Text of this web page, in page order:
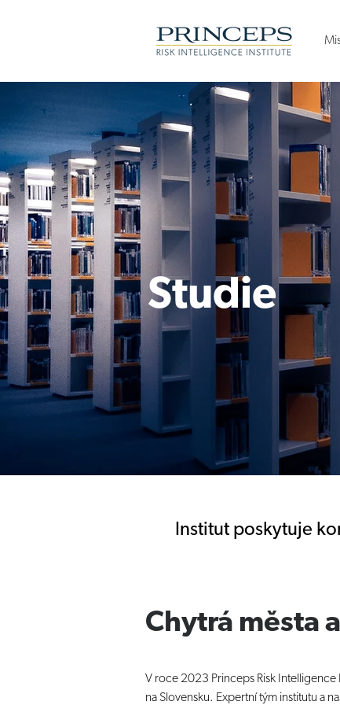
Studie
Institut poskytuje
Chytrá města
V roce 2023 Princeps Risk Intelligence
na Slovensku. Expertní tým institutu a